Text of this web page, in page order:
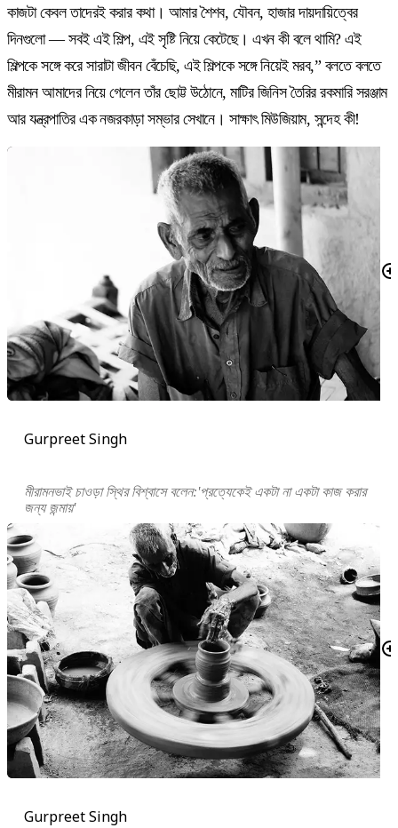
কাজটা কেবল তাদেরই করার কথা। আমার শৈশব, যৌবন, হাজার দায়দায়িত্বের
দিনগুলো — সবই এই শিল্প, এই সৃষ্টি নিয়ে কেটেছে। এখন কী বলে থামি? এই
শিল্পকে সঙ্গে করে সারাটা জীবন বেঁচেছি, এই শিল্পকে সঙ্গে নিয়েই মরব,” বলতে বলতে
মীরামন আমাদের নিয়ে গেলেন তাঁর ছোট্ট উঠোনে, মাটির জিনিস তৈরির রকমারি সরঞ্জাম
আর যন্ত্রপাতির এক নজরকাড়া সম্ভার সেখানে। সাক্ষাৎ মিউজিয়াম, সন্দেহ কী!
Gurpreet Singh
মীরামনভাই চাওড়া স্থির বিশ্বাসে বলেন:'প্রত্যেকেই একটা না একটা কাজ করার
জন্য জন্মায়'
Gurpreet Singh